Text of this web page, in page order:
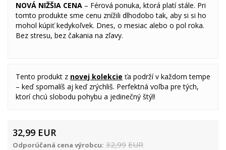
NOVÁ NIŽŠIA CENA – Férová ponuka, ktorá platí stále. Pri
tomto produkte sme cenu znížili dlhodobo tak, aby si si ho
mohol kúpiť kedykoľvek. Dnes, o mesiac alebo o pol roka.
Bez stresu, bez čakania na zľavy.
Tento produkt z novej kolekcie ťa podrží v každom tempe
– keď spomalíš aj keď zrýchliš. Perfektná voľba pre tých,
ktorí chcú slobodu pohybu a jedinečný štýl!
32,99 EUR
Odporúčaná cena výrobcu: 32,99 EUR